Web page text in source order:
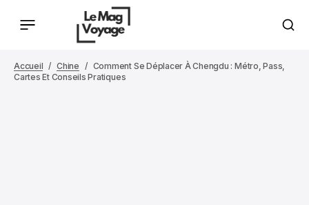
Accueil Chine
Comment Se Déplacer À Chengdu : Métro, Pass,
Cartes Et Conseils Pratiques